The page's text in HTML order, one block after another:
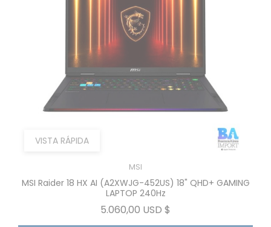
VISTA RÁPIDA
MSI
MSI Raider 18 HX AI (A2XWJG-452US) 18" QHD+ GAMING
LAPTOP 240Hz
5.060,00 USD $